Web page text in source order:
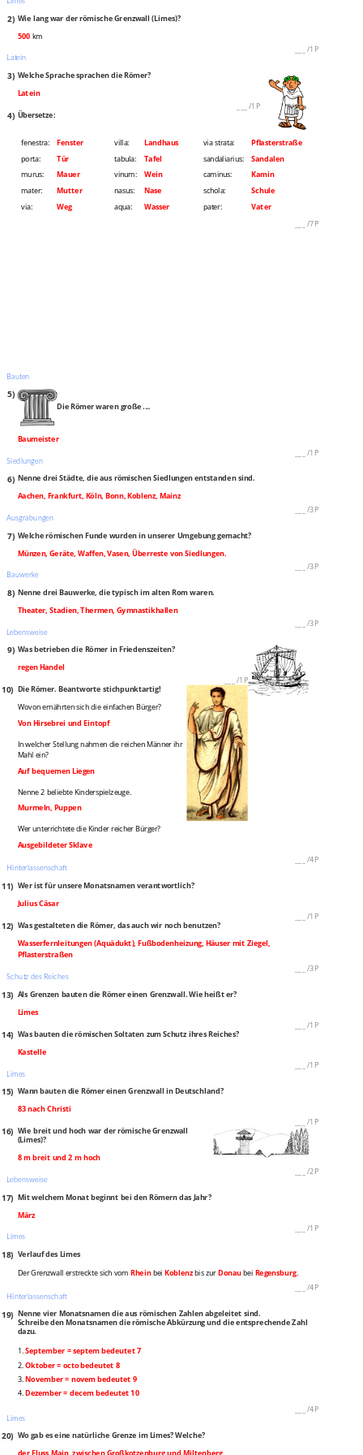
2) Wie lang war der römische Grenzwall (Limes)?
500 km
/1P
Latein
3) Welche Sprache sprachen die Römer?
Latein
/1P
4) Übersetze:
fenestra: Fenster villa: Landhaus via strata:
Pflasterstraße
porta:
Tür tabula: Tafel sandaliarius:
Sandalen
murus:
Mauer vinum: Wein caminus: Kamin
mater: Mutter nasus: Nase schola:
Schule
via:
Weg aqua: Wasser pater:
Vater
/7P
Bauten
5)
Die Römer waren große ....
Baumeister
/1P
Siedlungen
6) Nenne drei Städte, die aus römischen Siedlungen entstanden sind.
Aachen, Frankfurt, Köln, Bonn, Koblenz, Mainz
/3P
Ausgrabungen
7) Welche römischen Funde wurden in unserer Umgebung gemacht?
Münzen, Geräte, Waffen, Vasen, Überreste von Siedlungen.
/3P
Bauwerke
8) Nenne drei Bauwerke, die typisch im alten Rom waren.
Theater, Stadien, Thermen, Gymnastikhallen
/3P
Lebensweise
9) Was betrieben die Römer in Friedenszeiten?
regen Handel
/1P
10) Die Römer. Beantworte stichpunktartig!
Wovon ernährten sich die einfachen Bürger?
Von Hirsebrei und Eintopf
In welcher Stellung nahmen die reichen Männer ihr
Mahl ein?
Auf bequemen Liegen
Nenne 2 beliebte Kinderspielzeuge.
Murmeln, Puppen
Wer unterrichtete die Kinder reicher Bürger?
Ausgebildeter Sklave
/4P
Hinterlassenschaft
11) Wer ist für unsere Monatsnamen verantwortlich?
Julius Cäsar
/1P
12) Was gestalteten die Römer, das auch wir noch benutzen?
Wasserfernleitungen (Aquädukt), Fußbodenheizung, Häuser mit Ziegel,
Pflasterstraßen
/3P
Schutz des Reiches
13) Als Grenzen bauten die Römer einen Grenzwall. Wie heißt er?
Limes
/1P
14) Was bauten die römischen Soltaten zum Schutz ihres Reiches?
Kastelle
/1P
Limes
15) Wann bauten die Römer einen Grenzwall in Deutschland?
83 nach Christi
/1P
16) Wie breit und hoch war der römische Grenzwall
(Limes)?
8 m breit und 2 m hoch
/2P
Lebensweise
17) Mit welchem Monat beginnt bei den Römern das Jahr?
März
/1P
Limes
18) Verlauf des Limes
Der Grenzwall erstreckte sich vom RheinbeiKoblenzbis zurDonaubei Regensburg.
/4P
Hinterlassenschaft
19) Nenne vier Monatsnamen die aus römischen Zahlen abgeleitet sind.
Schreibe den Monatsnamen die römische Abkürzung und die entsprechende Zahl
dazu.
1.September = septem bedeutet 7
2.Oktober = octo bedeutet 8
3.November = novem bedeutet 9
4.Dezember = decem bedeutet 10
/4P
Limes
20) Wo gab es eine natürliche Grenze im Limes? Welche?
der Fluss Main, zwischen Großkotzenburg und Miltenberg